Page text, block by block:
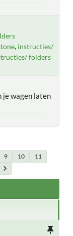
instructies/
folders
je wagen laten
9 10
11